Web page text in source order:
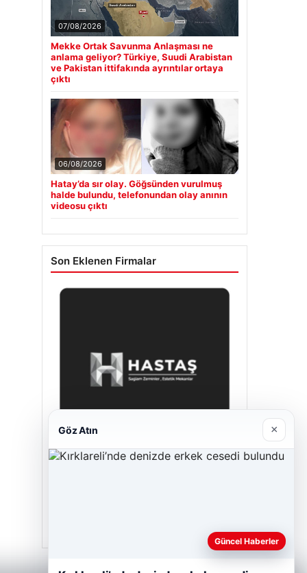
07/08/2026
Mekke Ortak Savunma Anlaşması ne
anlama geliyor? Türkiye, Suudi Arabistan
ve Pakistan ittifakında ayrıntılar ortaya
çıktı
06/08/2026
Hatay’da sır olay. Göğsünden vurulmuş
halde bulundu, telefonundan olay anının
videosu çıktı
Son Eklenen Firmalar
Göz Atın ×
Güncel Haberler